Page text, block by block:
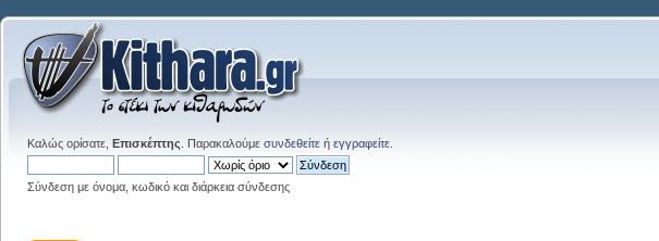
Καλώς ορίσατε, Επισκέπτης . Παρακαλούμε συνδεθείτε ή εγγραφείτε
Σύνδεση με όνομα, κωδικό και διάρκεια σύνδεσης